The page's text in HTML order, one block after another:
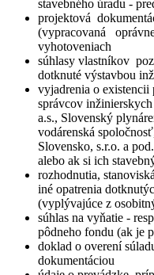
stavebného úradu -
projektová
(vypracovaná
vyhotoveniach
súhlasy vlastníkov
dotknuté výstavbou
vyjadrenia o existencii
správcov
a.s., Slovenský
vodárenská
Slovensko, s.r.o. a
alebo ak si ich
rozhodnutia,
iné opatrenia
(vyplývajúce z
súhlas na vyňatie -
pôdneho fondu (ak je
doklad o overení
dokumentáciou